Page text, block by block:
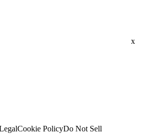
x
Cookie PolicyDo Not Sell